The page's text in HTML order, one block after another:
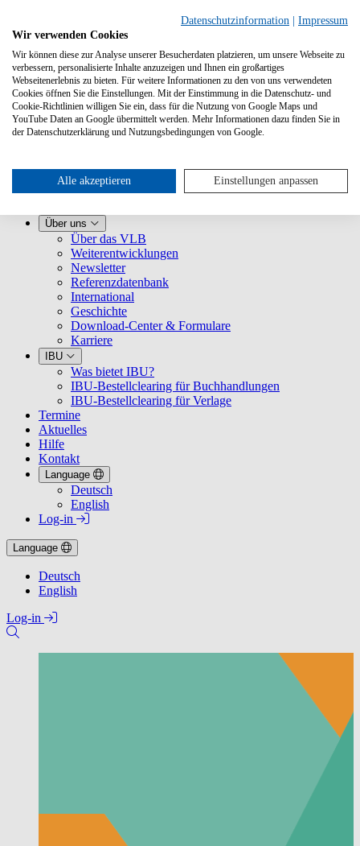
Leistungen
VLB kennenlernen
Für Selfpublisher
Für Dienstleister
Über uns
Über das VLB
Weiterentwicklungen
Newsletter
Referenzdatenbank
International
Geschichte
Download-Center & Formulare
Karriere
IBU
Was bietet IBU?
IBU-Bestellclearing für Buchhandlungen
IBU-Bestellclearing für Verlage
Termine
Aktuelles
Hilfe
Kontakt
Language
Deutsch
English
Log-in
Language
Deutsch
English
Log-in
Datenschutzinformation
Impressum
Wir verwenden Cookies
Wir können diese zur Analyse unserer Besucherdaten platzieren, um unsere Webseite zu
verbessern, personalisierte Inhalte anzuzeigen und Ihnen ein großartiges
Webseitenerlebnis zu bieten. Für weitere Informationen zu den von uns verwendeten
Cookies öffnen Sie die Einstellungen. Mit der Einstimmung in die Datenschutz- und
Cookie-Richtlinien willigen Sie ein, dass für die Nutzung von Google Maps und
YouTube Daten an Google übermittelt werden. Mehr Informationen dazu finden Sie in
der Datenschutzerklärung und Nutzungsbedingungen von Google.
Alle akzeptieren Einstellungen anpassen